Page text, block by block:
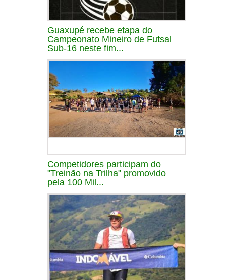
Guaxupé recebe etapa do
Campeonato Mineiro de Futsal
Sub-16 neste fim...
Competidores participam do
"Treinão na Trilha" promovido
pela 100 Mil...